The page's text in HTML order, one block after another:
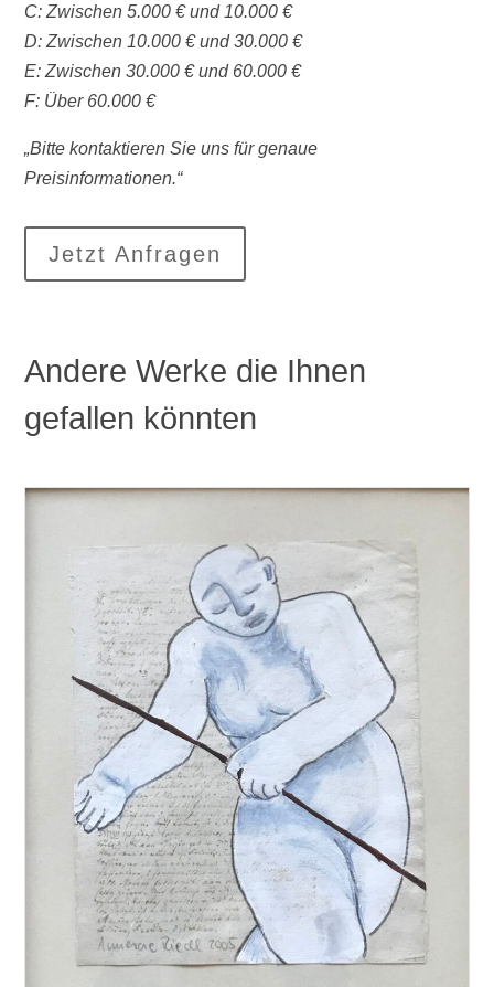
C: Zwischen 5.000 € und 10.000 €
D: Zwischen 10.000 € und 30.000 €
E: Zwischen 30.000 € und 60.000 €
F: Über 60.000 €
„Bitte kontaktieren Sie uns für genaue
Preisinformationen.“
Jetzt Anfragen
Andere Werke die Ihnen
gefallen könnten